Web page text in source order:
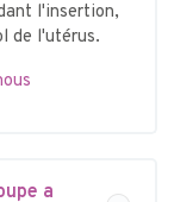
l'insertion,
de l'utérus.
a